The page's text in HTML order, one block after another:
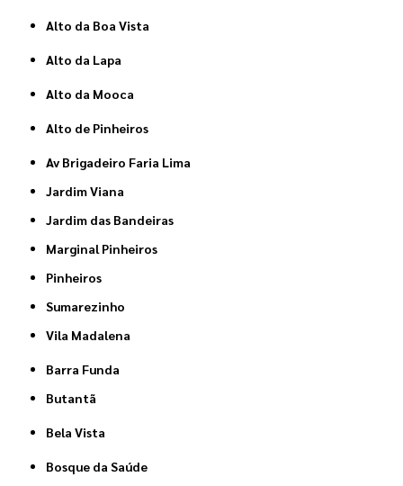
Alto da Boa Vista
Alto da Lapa
Alto da Mooca
Alto de Pinheiros
Av Brigadeiro Faria Lima
Jardim Viana
Jardim das Bandeiras
Marginal Pinheiros
Pinheiros
Sumarezinho
Vila Madalena
Barra Funda
Butantã
Bela Vista
Bosque da Saúde